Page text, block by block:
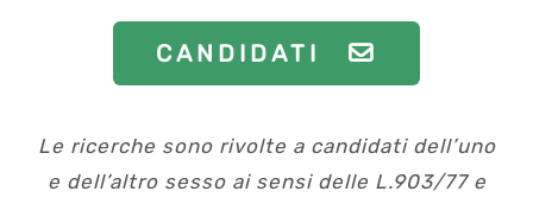
CANDIDATI
Le ricerche sono rivolte a candidati dell’uno
e dell’altro sesso ai sensi delle L.903/77 e